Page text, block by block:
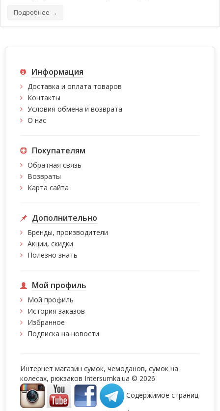
Подробнее →
Информация
Доставка и оплата товаров
Контакты
Условия обмена и возврата
О нас
Покупателям
Обратная связь
Возвраты
Карта сайта
Дополнительно
Бренды, производители
Акции, скидки
Полезно знать
Мой профиль
Мой профиль
История заказов
Избранное
Подписка на новости
Интернет магазин сумок, чемоданов, сумок на
колесах, рюкзаков Intersumka.ua © 2026
Содержимое страниц